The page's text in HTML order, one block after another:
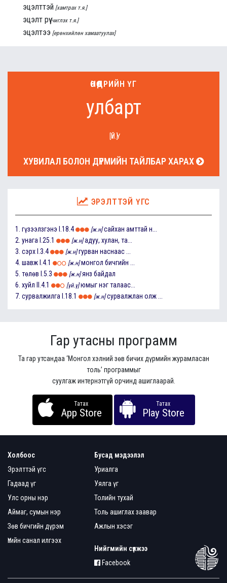
эцэлттэй [хамтрах т.я.]
эцэлт рүү [чиглэх т.я.]
эцэлтээ [ерөнхийлөн хамаатуулах]
ӨНӨӨДРИЙН ҮГ
улбарт
[ҮЙ.Ү]
ХУВИЛАЛ БОЛОН ДҮРМИЙН ТАЙЛБАР ХАРАХ
ЭРЭЛТТЭЙ ҮГС
1. гүзээлзгэнэ I.18.4 [ж.н] сайхан амттай н...
2. унага I.25.1 [ж.н] адуу, хулан, та...
3. сэрх I.3.4 [ж.н] гурван наснаас ...
4. шавж I.4.1 [ж.н] монгол бичгийн ...
5. төлөв I.5.3 [ж.н] янз байдал
6. хуйл II.4.1 [үй.ү] юмыг нэг талаас...
7. сурвалжилга I.18.1 [ж.н] сурвалжлан олж ...
Гар утасны программ
Та гар утсандаа ‘Монгол хэлний зөв бичих дүрмийн журамласан
толь’ программыг
суулгаж интернэтгүй орчинд ашиглаарай.
Татах
App Store
Татах
Play Store
Холбоос
Эрэлттэй үгс
Гадаад үг
Улс орны нэр
Аймаг, сумын нэр
Зөв бичгийн дүрэм
Үгийн санал илгээх
Бусад мэдээлэл
Уриалга
Уялга үг
Толийн тухай
Толь ашиглах заавар
Ажлын хэсэг
Нийгмийн сүлжээ
Facebook